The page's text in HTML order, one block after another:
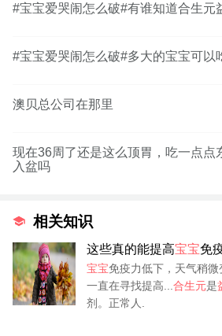
#宝宝爱哭闹怎么破#有谁知道合生元
#宝宝爱哭闹怎么破#多大的宝宝可以
澳贝总公司在那里
现在36周了还是这么顶胃，吃一点点
入盆吗
相关知识
这些真的能提高宝宝免
宝宝免疫力低下，天气稍
一直在寻找提高...合生元是
剂。正常人.